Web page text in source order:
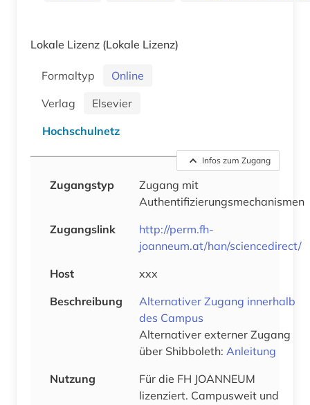
Lokale Lizenz (Lokale Lizenz)
Formaltyp
Online
Verlag
Elsevier
Hochschulnetz
Infos zum Zugang
Zugangstyp
Zugang mit
Authentifizierungsmechanismen
Zugangslink
http://perm.fh-
joanneum.at/han/sciencedirect/
Host
xxx
Beschreibung
Alternativer Zugang innerhalb
des Campus
Alternativer externer Zugang
über Shibboleth: Anleitung
Nutzung
Für die FH JOANNEUM
lizenziert. Campusweit und